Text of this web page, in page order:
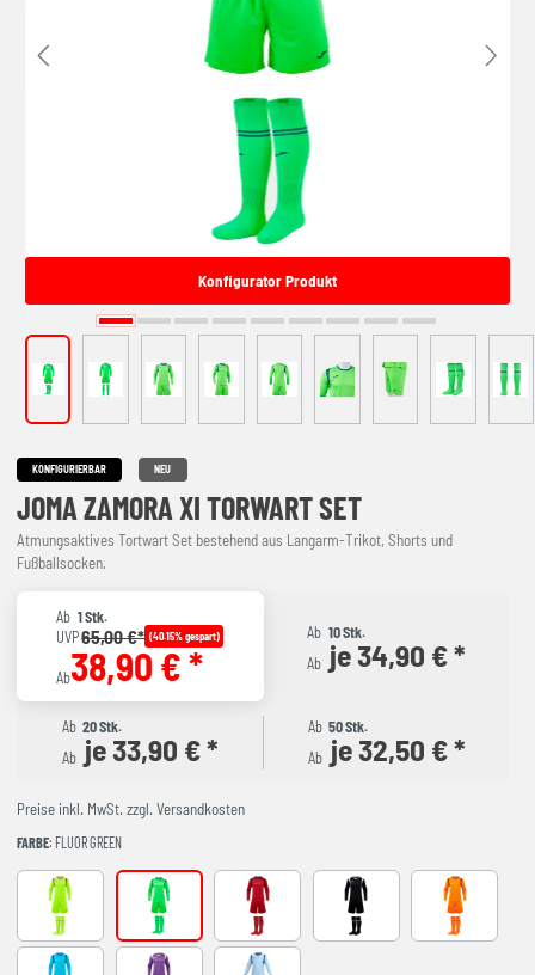
Konfigurator Produkt
KONFIGURIERBAR NEU
JOMA ZAMORA XI TORWART SET
Atmungsaktives Tortwart Set bestehend aus Langarm-Trikot, Shorts und
Fußballsocken.
Ab 1 Stk.
UVP65,00 €* (40.15% gespart)
Ab38,90 € *
Ab 10 Stk.
Ab je 34,90 € *
Ab 20 Stk.
Ab je 33,90 € *
Ab 50 Stk.
Ab je 32,50 € *
Preise inkl. MwSt. zzgl. Versandkosten
FARBE: FLUOR GREEN
AMARILLO FLUORFLUOR GREEN RED-NAVY BLACK-GREY NARANJA